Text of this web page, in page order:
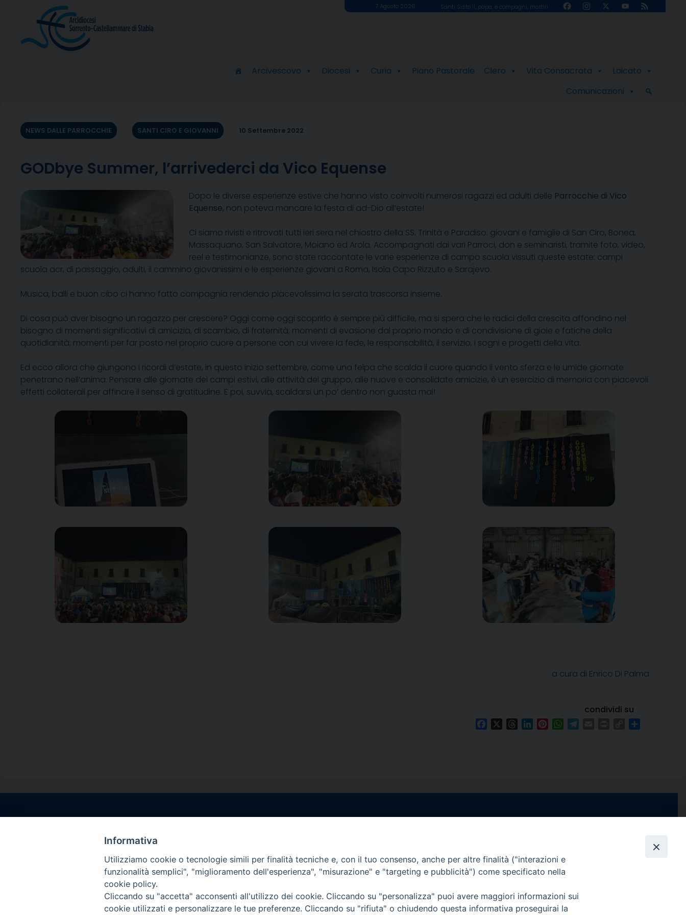
7 Agosto 2026 Santi Sisto II, papa, e compagni, martiri FacebookInstagram
X
YouTube
Feed
Arcivescovo Diocesi Curia Piano Pastorale Clero Vita Consacrata
Laicato
Comunicazioni
NEWS DALLE PARROCCHIE SANTI CIRO E GIOVANNI 10 Settembre 2022
GODbye Summer, l’arrivederci da Vico Equense
Dopo le diverse esperienze estive che hanno visto coinvolti numerosi ragazzi ed adulti delle Parrocchie di Vico
Equense, non poteva mancare la festa di ad-Dio all’estate!
Ci siamo rivisti e ritrovati tutti ieri sera nel chiostro della SS. Trinità e Paradiso: giovani e famiglie di San Ciro, Bonea,
Massaquano, San Salvatore, Moiano ed Arola. Accompagnati dai vari Parroci, don e seminaristi, tramite foto, video,
reel e testimonianze, sono state raccontate le varie esperienze di campo scuola vissuti queste estate: campi
scuola acr, di passaggio, adulti, il cammino giovanissimi e le esperienze giovani a Roma, Isola Capo Rizzuto e Sarajevo.
Musica, balli e buon cibo ci hanno fatto compagnia rendendo piacevolissima la serata trascorsa insieme.
Di cosa può aver bisogno un ragazzo per crescere? Oggi come oggi scoprirlo è sempre più difficile, ma si spera che le radici della crescita affondino nel
bisogno di momenti significativi di amicizia, di scambio, di fraternità; momenti di evasione dal proprio mondo e di condivisione di gioie e fatiche della
quotidianità; momenti per far posto nel proprio cuore a persone con cui vivere la fede, le responsabilità, il servizio, i sogni e progetti della vita.
Ed ecco allora che giungono i ricordi d’estate, in questo inizio settembre, come una felpa che scalda il cuore quando il vento sferza e le umide giornate
penetrano nell’anima. Pensare alle giornate dei campi estivi, alle attività dei gruppo, alle nuove e consolidate amicizie, è un esercizio di memoria con piacevoli
effetti collaterali per affinare il senso di gratitudine. E poi, suvvia, scaldarsi un po’ dentro non guasta mai!
a cura di Enrico Di Palma
condividi su
FacebookThreadsLinkedInPinterestWhatsApp
Copy
Via Santa Maria della Pietà, 44 – 80067
Sorrento (NA)
tel. 0818781244
Giorni ed Orari Apertura Uffici:
Venerdì ore 09:30 – 12:30
———————————————————–
PEC:diocesisorrentocastellammare@pec.it
tel. 0818714501
Giorni ed Orari Apertura Uffici:
Uffici Matrimoni:
Lunedì e Mercoledì ore 09:30 – 12:30
YouTube
Channel
Feed
Informativa Privacy
COPYRIGHT © 2013-2025
Informativa
Utilizziamo cookie o tecnologie simili per finalità tecniche e, con il tuo consenso, anche per altre finalità ("interazioni e
funzionalità semplici", "miglioramento dell'esperienza", "misurazione" e "targeting e pubblicità") come specificato nella
cookie policy.
Cliccando su "accetta" acconsenti all'utilizzo dei cookie. Cliccando su "personalizza" puoi avere maggiori informazioni sui
cookie utilizzati e personalizzare le tue preferenze. Cliccando su "rifiuta" o chiudendo questa informativa proseguirai la